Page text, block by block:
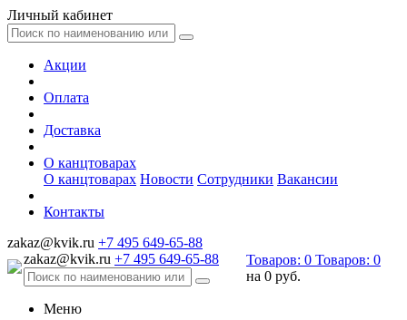
Личный кабинет
Акции
Оплата
Доставка
О канцтоварах
О канцтоварах Новости Сотрудники Вакансии
Контакты
zakaz@kvik.ru +7 495 649-65-88
zakaz@kvik.ru +7 495 649-65-88 Товаров: 0 Товаров: 0
на 0 руб.
Меню